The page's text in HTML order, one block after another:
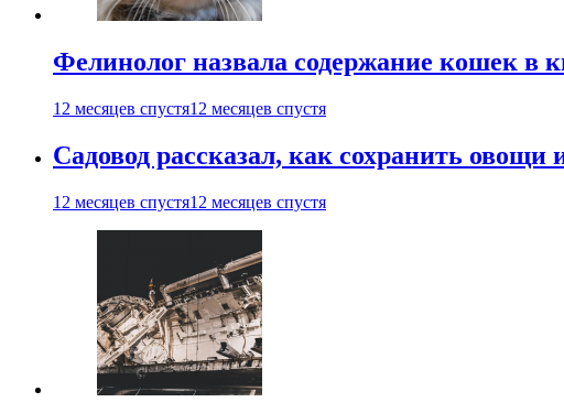
Фелинолог назвала содержание кошек в
12 месяцев спустя12 месяцев спустя
Садовод рассказал, как сохранить
12 месяцев спустя12 месяцев спустя